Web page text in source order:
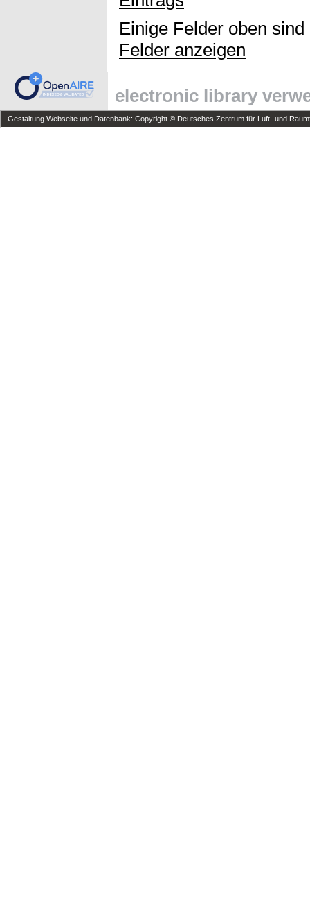
Einige Felder oben
Felder anzeigen
electronic library
Gestaltung Webseite und Datenbank: Copyright © Deutsches Zentrum für Luft- und